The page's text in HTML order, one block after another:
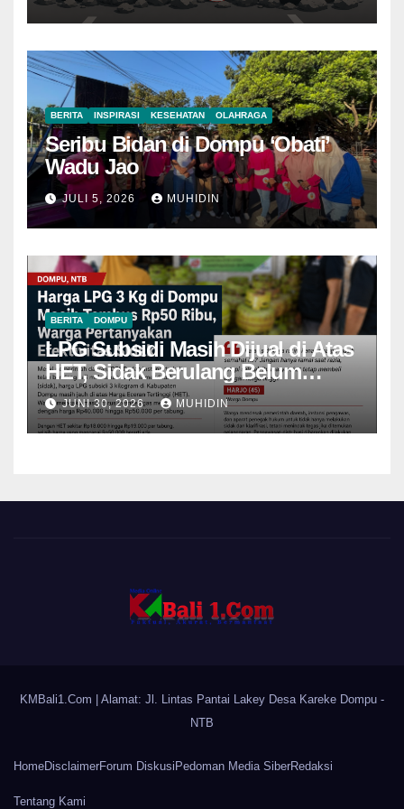
BERITA INSPIRASI KESEHATAN OLAHRAGA
Seribu Bidan di Dompu ‘Obati’
Wadu Jao
JULI 5, 2026 MUHIDIN
BERITA DOMPU
LPG Subsidi Masih Dijual di Atas
HET, Sidak Berulang Belum
Mampu Menekan Harga
JUNI 30, 2026 MUHIDIN
KMBali1.Com | Alamat: Jl. Lintas Pantai Lakey Desa Kareke Dompu -
NTB
HomeDisclaimerForum Diskusi Pedoman Media SiberRedaksi
Tentang Kami